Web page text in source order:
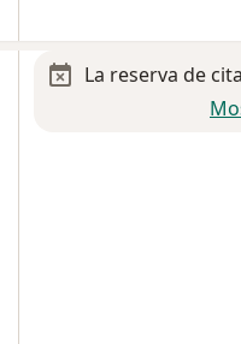
La reserva de